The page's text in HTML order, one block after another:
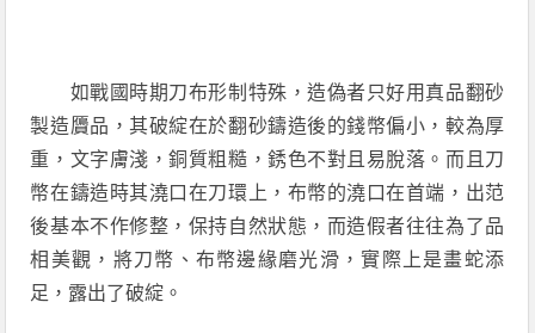
如戰國時期刀布形制特殊，造偽者只好用真品翻砂
製造贗品，其破綻在於翻砂鑄造後的錢幣偏小，較為厚
重，文字膚淺，銅質粗糙，銹色不對且易脫落。而且刀
幣在鑄造時其澆口在刀環上，布幣的澆口在首端，出范
後基本不作修整，保持自然狀態，而造假者往往為了品
相美觀，將刀幣、布幣邊緣磨光滑，實際上是畫蛇添
足，露出了破綻。